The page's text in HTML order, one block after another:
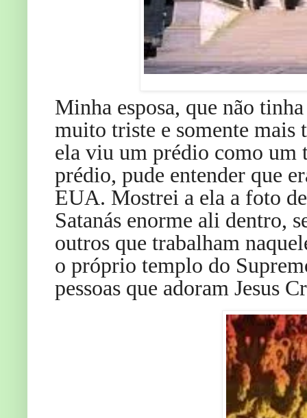
Minha esposa, que não
muito triste e somente mais
ela viu um prédio como um
prédio, pude entender que
EUA. Mostrei a ela a foto
Satanás enorme ali dentro,
outros que trabalham
o próprio templo do
pessoas que adoram Jesus